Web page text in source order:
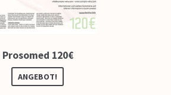
Prosomed 120€
ANGEBOT!